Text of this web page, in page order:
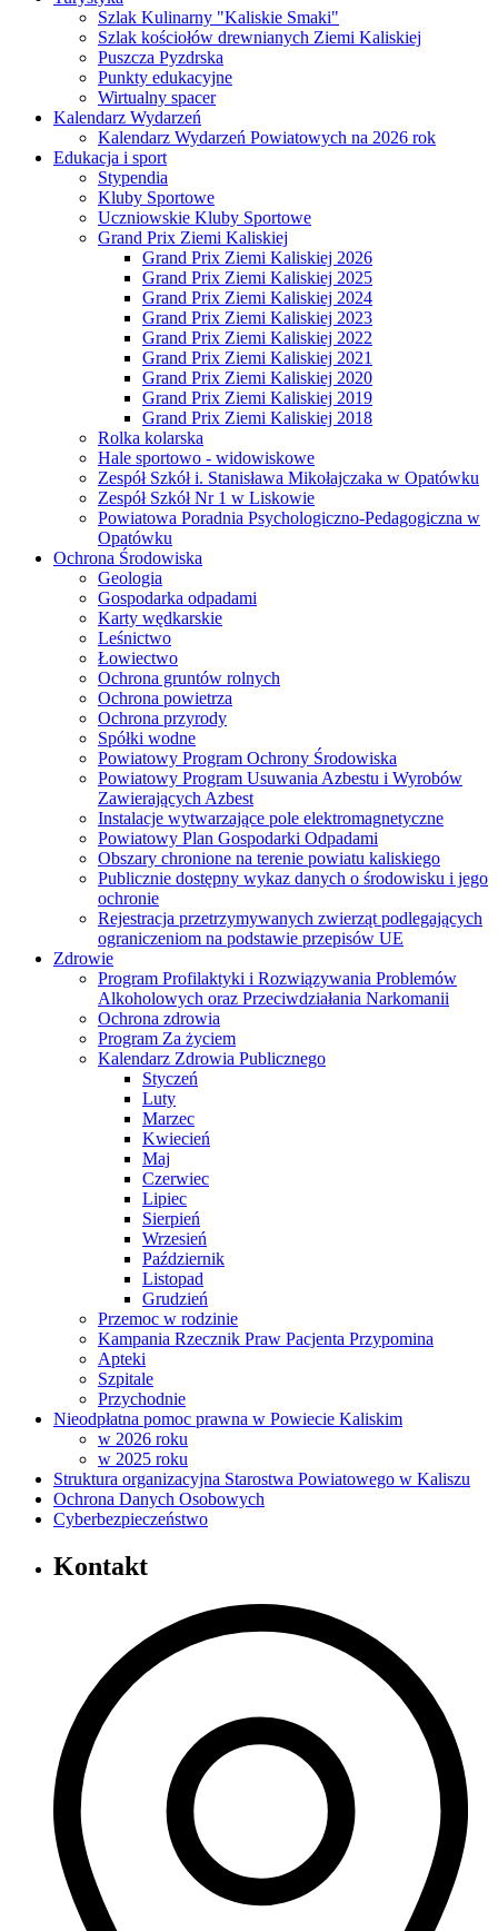
Szlak Kulinarny "Kaliskie Smaki"
Szlak kościołów drewnianych Ziemi Kaliskiej
Puszcza Pyzdrska
Punkty edukacyjne
Wirtualny spacer
Kalendarz Wydarzeń
Kalendarz Wydarzeń Powiatowych na 2026 rok
Edukacja i sport
Stypendia
Kluby Sportowe
Uczniowskie Kluby Sportowe
Grand Prix Ziemi Kaliskiej
Grand Prix Ziemi Kaliskiej 2026
Grand Prix Ziemi Kaliskiej 2025
Grand Prix Ziemi Kaliskiej 2024
Grand Prix Ziemi Kaliskiej 2023
Grand Prix Ziemi Kaliskiej 2022
Grand Prix Ziemi Kaliskiej 2021
Grand Prix Ziemi Kaliskiej 2020
Grand Prix Ziemi Kaliskiej 2019
Grand Prix Ziemi Kaliskiej 2018
Rolka kolarska
Hale sportowo - widowiskowe
Zespół Szkół i. Stanisława Mikołajczaka w Opatówku
Zespół Szkół Nr 1 w Liskowie
Powiatowa Poradnia Psychologiczno-Pedagogiczna w
Opatówku
Ochrona Środowiska
Geologia
Gospodarka odpadami
Karty wędkarskie
Leśnictwo
Łowiectwo
Ochrona gruntów rolnych
Ochrona powietrza
Ochrona przyrody
Spółki wodne
Powiatowy Program Ochrony Środowiska
Powiatowy Program Usuwania Azbestu i Wyrobów
Zawierających Azbest
Instalacje wytwarzające pole elektromagnetyczne
Powiatowy Plan Gospodarki Odpadami
Obszary chronione na terenie powiatu kaliskiego
Publicznie dostępny wykaz danych o środowisku i jego
ochronie
Rejestracja przetrzymywanych zwierząt podlegających
ograniczeniom na podstawie przepisów UE
Zdrowie
Program Profilaktyki i Rozwiązywania Problemów
Alkoholowych oraz Przeciwdziałania Narkomanii
Ochrona zdrowia
Program Za życiem
Kalendarz Zdrowia Publicznego
Styczeń
Luty
Marzec
Kwiecień
Maj
Czerwiec
Lipiec
Sierpień
Wrzesień
Październik
Listopad
Grudzień
Przemoc w rodzinie
Kampania Rzecznik Praw Pacjenta Przypomina
Apteki
Szpitale
Przychodnie
Nieodpłatna pomoc prawna w Powiecie Kaliskim
w 2026 roku
w 2025 roku
Struktura organizacyjna Starostwa Powiatowego w Kaliszu
Ochrona Danych Osobowych
Cyberbezpieczeństwo
Kontakt